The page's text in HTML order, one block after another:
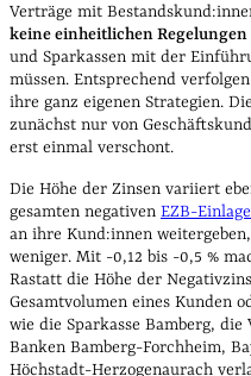
Verträge mit
keine einheitlichen Regelungen
und Sparkassen mit der
müssen. Entsprechend
ihre ganz eigenen Strategien.
zunächst nur von
erst einmal verschont.
Die Höhe der Zinsen variiert
gesamten negativen EZB-
an ihre Kund:innen
weniger. Mit -0,12 bis -0,5 %
Rastatt die Höhe der
Gesamtvolumen eines Kunden
wie die Sparkasse Bamberg,
Banken Bamberg-Forchheim,
Höchstadt-Herzogenaurach